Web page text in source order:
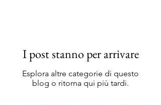
I post stanno per arrivare
Esplora altre categorie di questo
blog o ritorna qui più tardi.